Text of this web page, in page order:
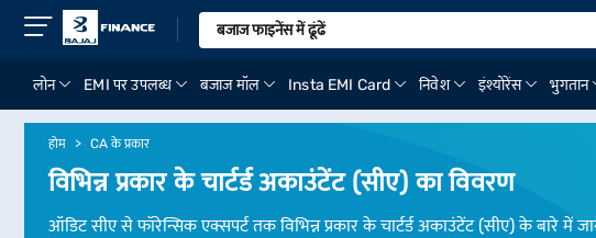
लोन EMI पर उपलब्ध बजाज मॉल Insta EMI Card निवेश इंश्योरेंस भुगतान
होम CA के प्रकार
विभिन्न प्रकार के चार्टर्ड अकाउंटेंट (सीए) का विवरण
ऑडिट सीए से फॉरेन्सिक एक्सपर्ट तक विभिन्न प्रकार के चार्टर्ड अकाउंटेंट (सीए) के